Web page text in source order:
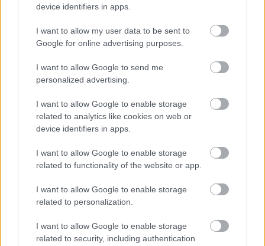
device identifiers in apps.
I want to allow my user data to be sent to
Google for online advertising purposes.
I want to allow Google to send me
personalized advertising.
I want to allow Google to enable storage
related to analytics like cookies on web or
device identifiers in apps.
I want to allow Google to enable storage
related to functionality of the website or app.
I want to allow Google to enable storage
related to personalization.
I want to allow Google to enable storage
related to security, including authentication
SMASH by Meló-Diák: Homok, zene és a nyár legjobb
hangulata – Jön a második forduló! (X)
Július végén folytatódik a balatoni strandröplabda-
sorozat.
#magyarítások #fordítások
#child of light
#the walking dead
#minecraft: story mode
#castlevania
#lego batman 2: dc super heroes
Platformok: PC